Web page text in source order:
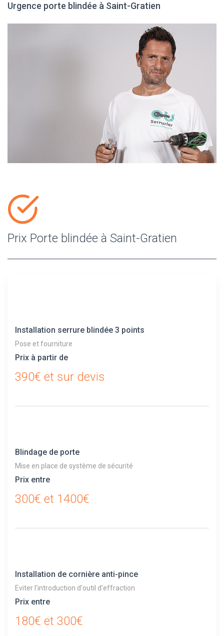
Urgence porte blindée à Saint-Gratien
Prix Porte blindée à Saint-Gratien
Installation serrure blindée 3 points
Pose et fourniture
Prix à partir de
390€ et sur devis
Blindage de porte
Mise en place de système de sécurité
Prix entre
300€ et 1400€
Installation de cornière anti-pince
Eviter l'introduction d'outil d'effraction
Prix entre
180€ et 300€